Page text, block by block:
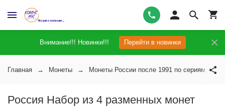
Внимание!!! Новинки!!! Перейти в новинки
Главная Монеты Монеты России после 1991 по сериям
Россия Набор из 4 разменных монет